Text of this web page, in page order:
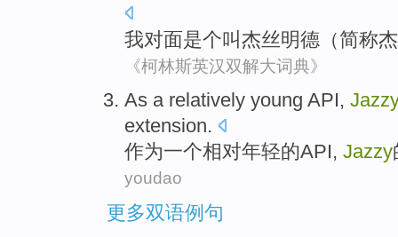
我对面是个叫 杰丝明德 （简称
《柯林斯英汉双解大词典》
As a relatively young API,
extension.
作为一个相对年轻的API, Jazzy
youdao
更多双语例句